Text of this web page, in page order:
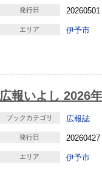
発行日 20260501
エリア 伊予市
広報いよし 2026
ブックカテゴリ 広報誌
発行日 20260427
エリア 伊予市